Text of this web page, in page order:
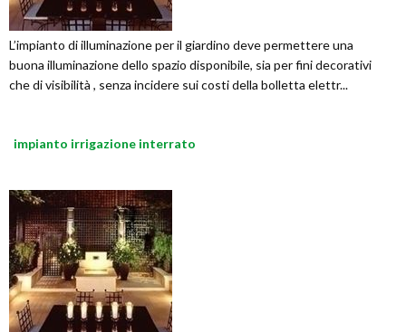
L’impianto di illuminazione per il giardino deve permettere una
buona illuminazione dello spazio disponibile, sia per fini decorativi
che di visibilità , senza incidere sui costi della bolletta elettr...
impianto irrigazione interrato